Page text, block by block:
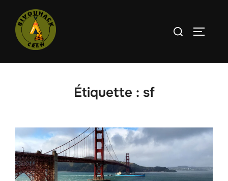
contenu
Rechercher :
Étiquette : sf